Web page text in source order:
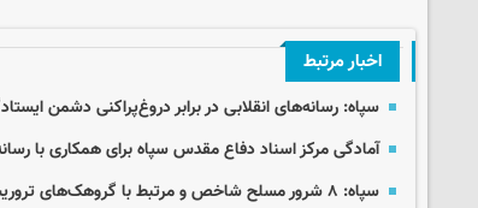
اخبار مرتبط
سپاه: رسانه‌های انقلابی در برابر دروغ‌پراکنی دشمن
آمادگی مرکز اسناد دفاع مقدس سپاه برای همکاری با
سپاه: ۸ شرور مسلح شاخص و مرتبط با گروهک‌های تروریستی دستگیر شدند